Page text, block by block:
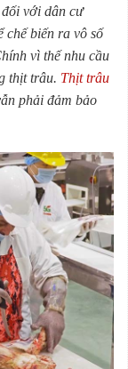
với dân cư
biến ra vô số
vì thế nhu cầu
thịt trâu. Thịt trâu
phải đảm bảo